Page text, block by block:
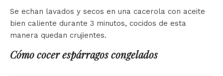
Se echan lavados y secos en una cacerola con aceite
bien caliente durante 3 minutos, cocidos de esta
manera quedan crujientes.
Cómo cocer espárragos congelados